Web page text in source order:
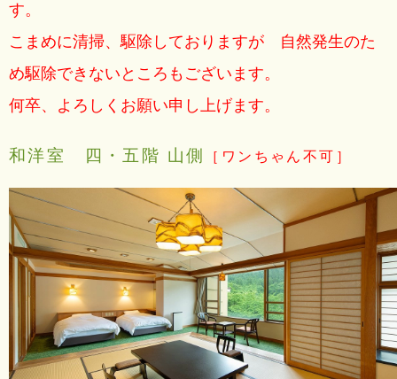
す。
こまめに清掃、駆除しておりますが 自然発生のた
め駆除できないところもございます。
何卒、よろしくお願い申し上げます。
和洋室 四・五階 山側 ［ワンちゃん不可］